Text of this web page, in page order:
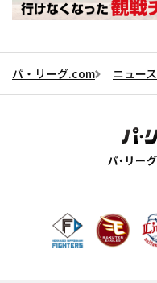
パ・リーグ.com ニュース